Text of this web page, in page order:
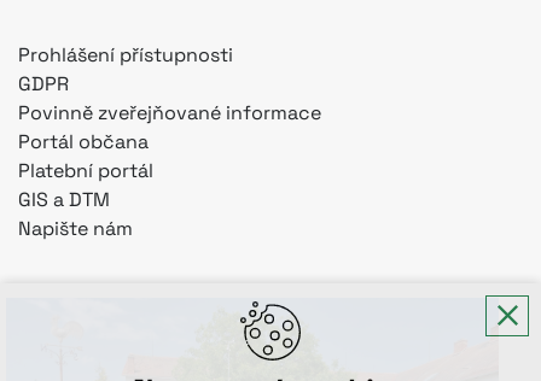
Prohlášení přístupnosti
GDPR
Povinně zveřejňované informace
Portál občana
Platební portál
GIS a DTM
Napište nám